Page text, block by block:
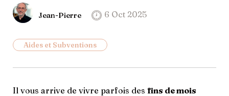
Jean-Pierre 6 Oct 2025
Aides et Subventions
Il vous arrive de vivre parfois des fins de mois